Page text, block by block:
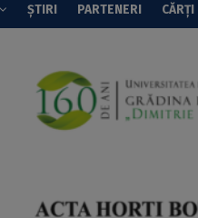
ȘTIRI PARTENERI CĂRȚI